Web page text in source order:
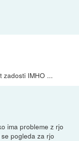
zadosti IMHO ...
ima probleme z rjo
pogleda za rjo